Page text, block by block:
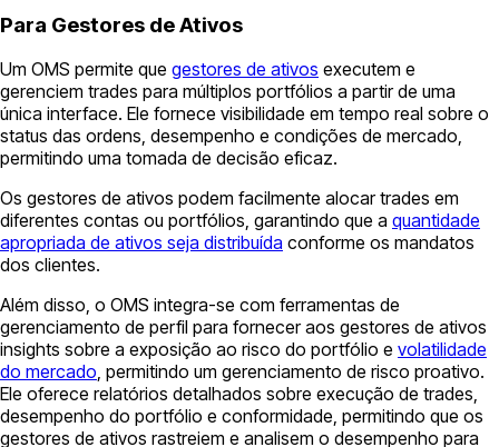
Para Gestores de Ativos
Um OMS permite que gestores de ativos executem e
gerenciem trades para múltiplos portfólios a partir de uma
única interface. Ele fornece visibilidade em tempo real sobre o
status das ordens, desempenho e condições de mercado,
permitindo uma tomada de decisão eficaz.
Os gestores de ativos podem facilmente alocar trades em
diferentes contas ou portfólios, garantindo que a quantidade
apropriada de ativos seja distribuída conforme os mandatos
dos clientes.
Além disso, o OMS integra-se com ferramentas de
gerenciamento de perfil para fornecer aos gestores de ativos
insights sobre a exposição ao risco do portfólio e volatilidade
do mercado, permitindo um gerenciamento de risco proativo.
Ele oferece relatórios detalhados sobre execução de trades,
desempenho do portfólio e conformidade, permitindo que os
gestores de ativos rastreiem e analisem o desempenho para